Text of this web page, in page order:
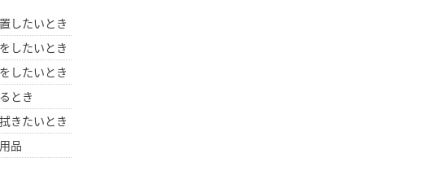
したいとき
したいとき
したいとき
とき
きたいとき
品